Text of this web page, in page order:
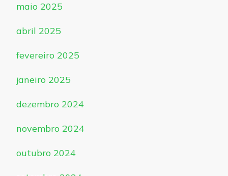
maio 2025
abril 2025
fevereiro 2025
janeiro 2025
dezembro 2024
novembro 2024
outubro 2024